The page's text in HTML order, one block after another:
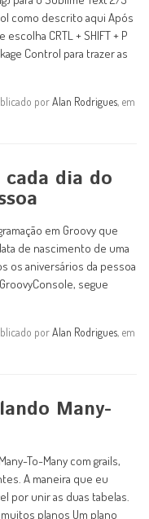
como descrito aqui Após
CRTL + SHIFT + P
Control para trazer as
porAlan Rodrigues, em
cada dia do
em Groovy que
de nascimento de uma
os aniversários da pessoa
segue
porAlan Rodrigues, em
Many-
To-Many com grails,
A maneira que eu
por unir as duas tabelas.
planos Um plano